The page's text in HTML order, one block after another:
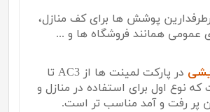
پوشش ها برای کف منازل،
عمومی همانند فروشگاه ها و ...
در پارکت لمینت ها از AC3 تا
نوع اول برای استفاده در منازل و
پر رفت و آمد مناسب تر است.